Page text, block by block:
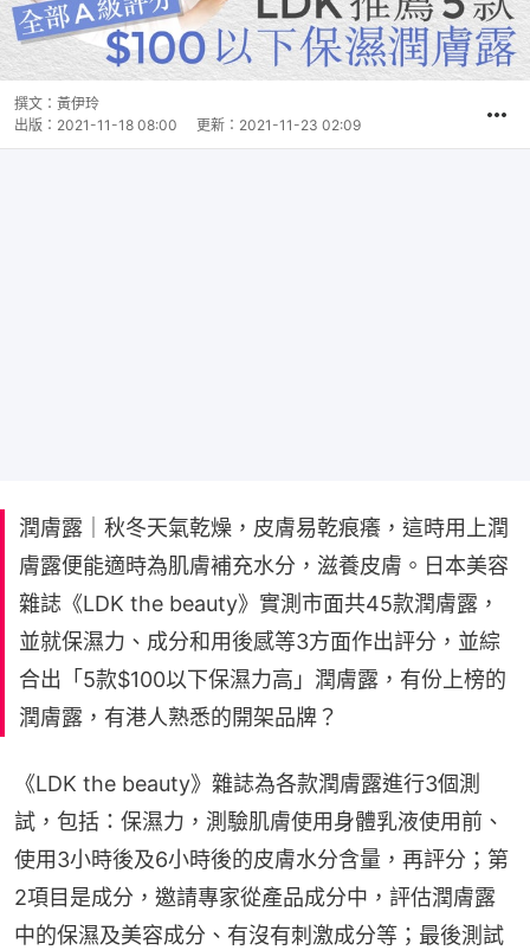
撰文： 黃伊玲
出版： 2021-11-18 08:00 更新： 2021-11-23 02:09
潤膚露｜秋冬天氣乾燥，皮膚易乾痕癢，這時用上潤
膚露便能適時為肌膚補充水分，滋養皮膚。日本美容
雜誌《LDK the beauty》實測市面共45款潤膚露，
並就保濕力、成分和用後感等3方面作出評分，並綜
合出「5款$100以下保濕力高」潤膚露，有份上榜的
潤膚露，有港人熟悉的開架品牌？
《LDK the beauty》雜誌為各款潤膚露進行3個測
試，包括：保濕力，測驗肌膚使用身體乳液使用前、
使用3小時後及6小時後的皮膚水分含量，再評分；第
2項目是成分，邀請專家從產品成分中，評估潤膚露
中的保濕及美容成分、有沒有刺激成分等；最後測試